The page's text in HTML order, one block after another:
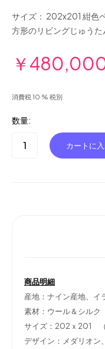
サイズ： 202x201 紺色
方形のリビングじゅう
￥
消費税 10 % 税別
数量:
商品明細
産地：ナイン産地、イ
素材：ウール＆シルク
サイズ：202ｘ201 （
デザイン：メダリオン